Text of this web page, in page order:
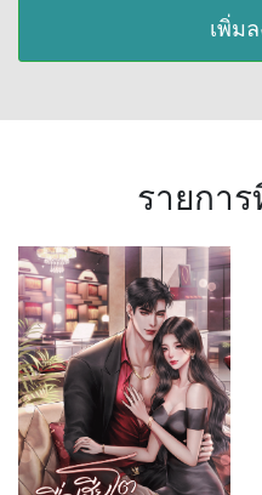
เพิ่ม
รายกา